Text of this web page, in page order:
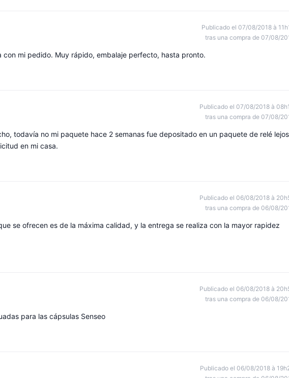
Publicado el 07/08/2018 à
tras una compra de 07/08/
con mi pedido. Muy rápido, embalaje perfecto, hasta pronto.
Publicado el 07/08/2018 à
tras una compra de 07/08/
todavía no mi paquete hace 2 semanas fue depositado en un paquete de relé lejos
en mi casa.
Publicado el 06/08/2018 à
tras una compra de 06/08/
se ofrecen es de la máxima calidad, y la entrega se realiza con la mayor rapidez
Publicado el 06/08/2018 à
tras una compra de 06/08/
para las cápsulas Senseo
Publicado el 06/08/2018 à